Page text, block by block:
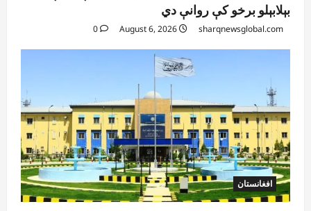
بېلابېلو برخو کې روانې دي
sharqnewsglobal.com
0
افغانستان